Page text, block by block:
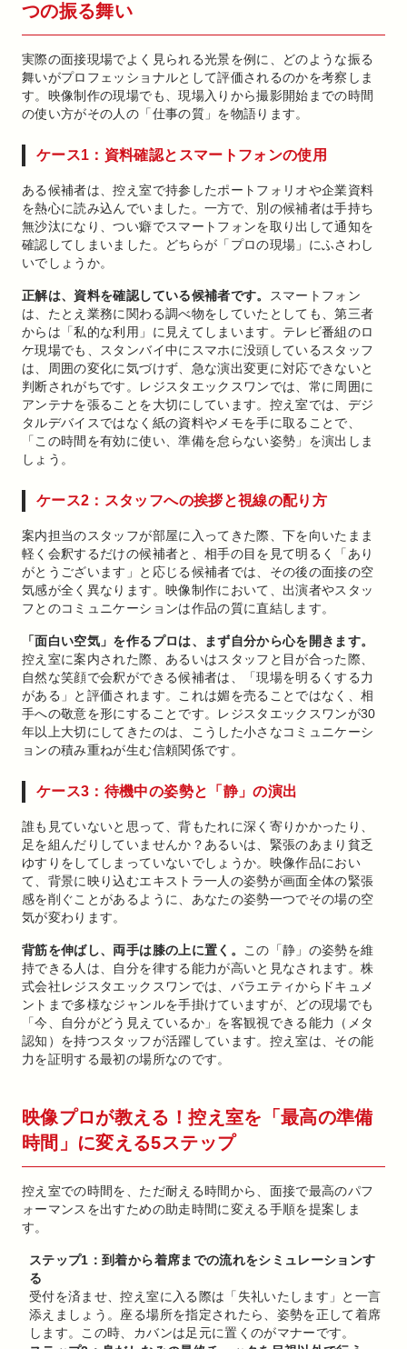
つの振る舞い
実際の面接現場でよく見られる光景を例に、どのような振る
舞いがプロフェッショナルとして評価されるのかを考察しま
す。映像制作の現場でも、現場入りから撮影開始までの時間
の使い方がその人の「仕事の質」を物語ります。
ケース1：資料確認とスマートフォンの使用
ある候補者は、控え室で持参したポートフォリオや企業資料
を熱心に読み込んでいました。一方で、別の候補者は手持ち
無沙汰になり、つい癖でスマートフォンを取り出して通知を
確認してしまいました。どちらが「プロの現場」にふさわし
いでしょうか。
正解は、資料を確認している候補者です。
スマートフォン
は、たとえ業務に関わる調べ物をしていたとしても、第三者
からは「私的な利用」に見えてしまいます。テレビ番組のロ
ケ現場でも、スタンバイ中にスマホに没頭しているスタッフ
は、周囲の変化に気づけず、急な演出変更に対応できないと
判断されがちです。レジスタエックスワンでは、常に周囲に
アンテナを張ることを大切にしています。控え室では、デジ
タルデバイスではなく紙の資料やメモを手に取ることで、
「この時間を有効に使い、準備を怠らない姿勢」を演出しま
しょう。
ケース2：スタッフへの挨拶と視線の配り方
案内担当のスタッフが部屋に入ってきた際、下を向いたまま
軽く会釈するだけの候補者と、相手の目を見て明るく「あり
がとうございます」と応じる候補者では、その後の面接の空
気感が全く異なります。映像制作において、出演者やスタッ
フとのコミュニケーションは作品の質に直結します。
「面白い空気」を作るプロは、まず自分から心を開きます。
控え室に案内された際、あるいはスタッフと目が合った際、
自然な笑顔で会釈ができる候補者は、「現場を明るくする力
がある」と評価されます。これは媚を売ることではなく、相
手への敬意を形にすることです。レジスタエックスワンが30
年以上大切にしてきたのは、こうした小さなコミュニケーシ
ョンの積み重ねが生む信頼関係です。
ケース3：待機中の姿勢と「静」の演出
誰も見ていないと思って、背もたれに深く寄りかかったり、
足を組んだりしていませんか？あるいは、緊張のあまり貧乏
ゆすりをしてしまっていないでしょうか。映像作品におい
て、背景に映り込むエキストラ一人の姿勢が画面全体の緊張
感を削ぐことがあるように、あなたの姿勢一つでその場の空
気が変わります。
背筋を伸ばし、両手は膝の上に置く。
この「静」の姿勢を維
持できる人は、自分を律する能力が高いと見なされます。株
式会社レジスタエックスワンでは、バラエティからドキュメ
ントまで多様なジャンルを手掛けていますが、どの現場でも
「今、自分がどう見えているか」を客観視できる能力（メタ
認知）を持つスタッフが活躍しています。控え室は、その能
力を証明する最初の場所なのです。
映像プロが教える！控え室を「最高の準備
時間」に変える5ステップ
控え室での時間を、ただ耐える時間から、面接で最高のパフ
ォーマンスを出すための助走時間に変える手順を提案しま
す。
ステップ1：到着から着席までの流れをシミュレーションす
る
受付を済ませ、控え室に入る際は「失礼いたします」と一言
添えましょう。座る場所を指定されたら、姿勢を正して着席
します。この時、カバンは足元に置くのがマナーです。